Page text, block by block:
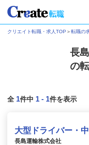
クリエイト転職・求人TOP ＞転職の
長
の
全 1件中 1 - 1件を表示
大型ドライバー・
長島運輸株式会社